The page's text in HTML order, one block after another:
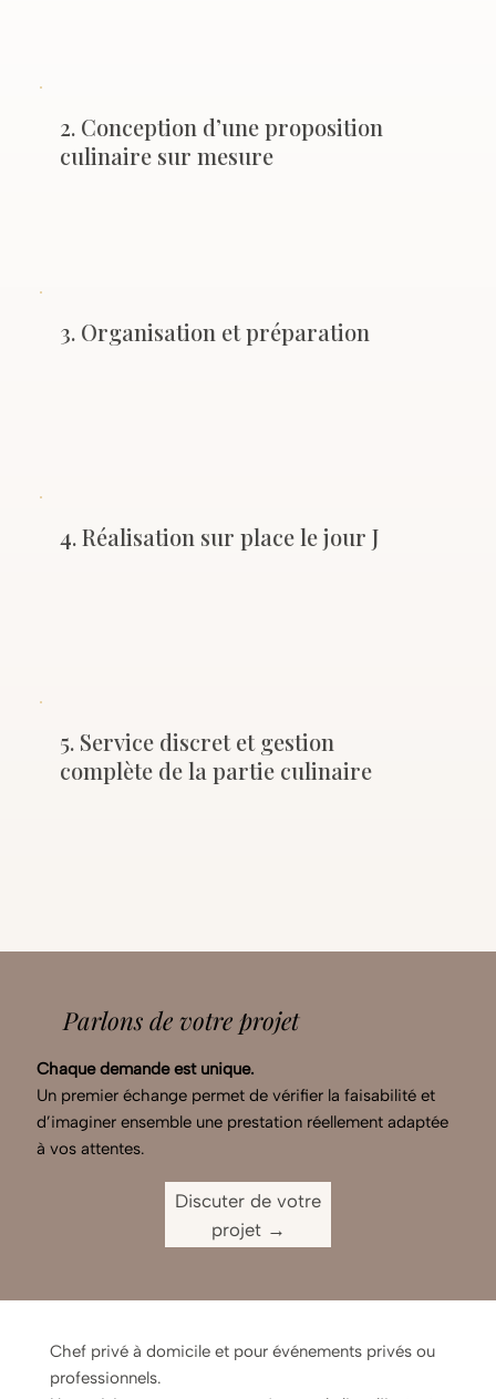
2. Conception d’une proposition
culinaire sur mesure
3. Organisation et préparation
4. Réalisation sur place le jour J
5. Service discret et gestion
complète de la partie culinaire
Parlons de votre projet
Chaque demande est unique.
Un premier échange permet de vérifier la faisabilité et
d’imaginer ensemble une prestation réellement adaptée
à vos attentes.
Discuter de votre
projet →
Chef privé à domicile et pour événements privés ou
professionnels.